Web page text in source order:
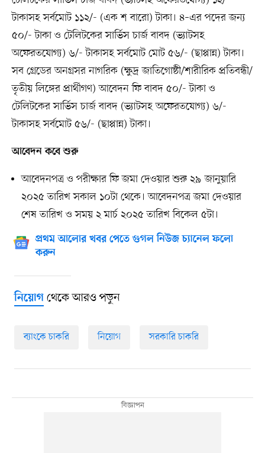
টাকাসহ সর্বমোট ১১২/- (এক শ বারো) টাকা। ৪–এর পদের জন্য
৫০/- টাকা ও টেলিটকের সার্ভিস চার্জ বাবদ (ভ্যাটসহ
অফেরতযোগ্য) ৬/- টাকাসহ সর্বমোট মোট ৫৬/- (ছাপ্পান্ন) টাকা।
সব গ্রেডের অনগ্রসর নাগরিক (ক্ষুদ্র জাতিগোষ্ঠী/শারীরিক প্রতিবন্ধী/
তৃতীয় লিঙ্গের প্রার্থীগণ) আবেদন ফি বাবদ ৫০/- টাকা ও
টেলিটকের সার্ভিস চার্জ বাবদ (ভ্যাটসহ অফেরতযোগ্য) ৬/-
টাকাসহ সর্বমোট ৫৬/- (ছাপ্পান্ন) টাকা।
আবেদন কবে শুরু
আবেদনপত্র ও পরীক্ষার ফি জমা দেওয়ার শুরু ২৯ জানুয়ারি
২০২৫ তারিখ সকাল ১০টা থেকে। আবেদনপত্র জমা দেওয়ার
শেষ তারিখ ও সময় ২ মার্চ ২০২৫ তারিখ বিকেল ৫টা।
প্রথম আলোর খবর পেতে গুগল নিউজ চ্যানেল ফলো
করুন
নিয়োগথেকে আরও পড়ুন
ব্যাংকে চাকরি নিয়োগ সরকারি চাকরি